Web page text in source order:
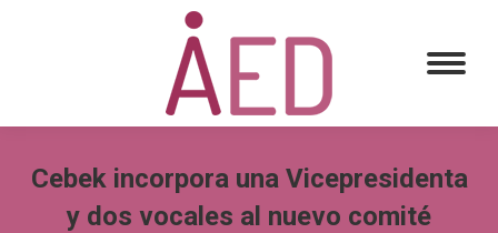
Cebek incorpora una Vicepresidenta
y dos vocales al nuevo comité